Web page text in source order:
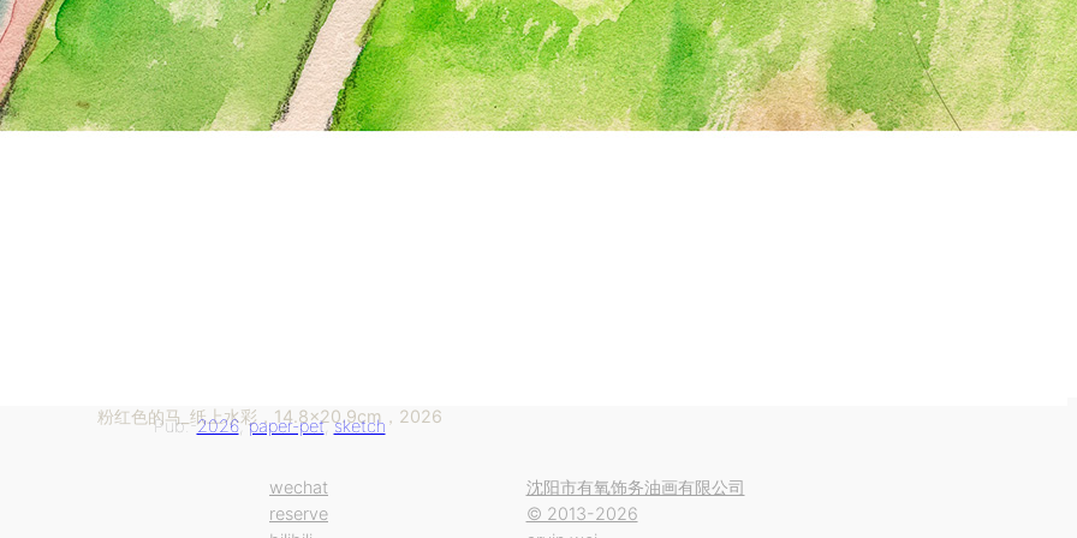
粉红色的马_纸上水彩，14.8×20.9cm，2026
Pub.-2026, paper-pet, sketch
wechat
reserve
沈阳市有氧饰务油画有限公司
© 2013-2026